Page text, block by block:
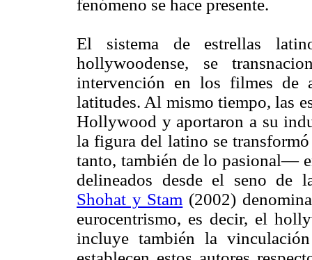
fenómeno se hace presente.
El sistema de estrellas
hollywoodense, se
intervención en los filmes de
latitudes. Al mismo tiempo, las
Hollywood y aportaron a su
la figura del latino se
tanto, también de lo pasional—
delineados desde el seno de
Shohat y Stam (2002)
eurocentrismo, es decir, el
incluye también la